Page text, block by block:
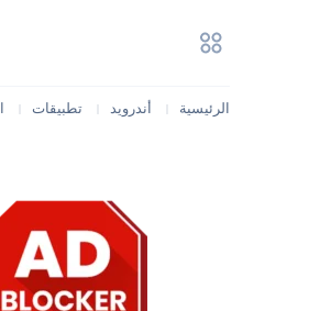
الرئيسية أندرويد تطبيقات